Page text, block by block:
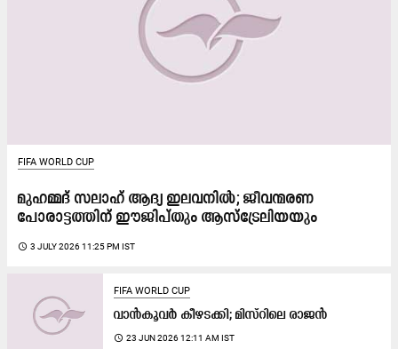
FIFA WORLD CUP
മുഹമ്മദ് സലാഹ് ആദ്യ ഇലവനിൽ; ജീവന്മരണ
പോരാട്ടത്തിന് ഈജിപ്തും ആസ്ട്രേലിയയും
access_time 3 JULY 2026 11:25 PM IST
FIFA WORLD CUP
വാ​ൻ​കൂ​വ​ർ കീ​ഴ​ട​ക്കി; മി​സ്റി​ലെ രാ​ജ​ൻ
access_time 23 JUN 2026 12:11 AM IST